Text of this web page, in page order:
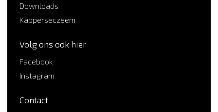
Downloads
Kapperseczeem
Volg ons ook hier
Facebook
Instagram
Contact